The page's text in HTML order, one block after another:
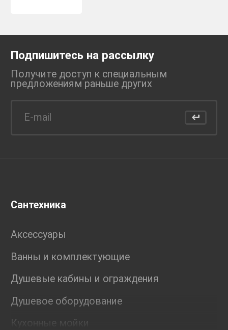
Подпишитесь на рассылку
Получите доступ к специальным
предложениям раньше других
Сантехника
Аксессуары
Ванны и комплектующие
Душевые кабины и ограждения
Душевое оборудование
Кухонные мойки